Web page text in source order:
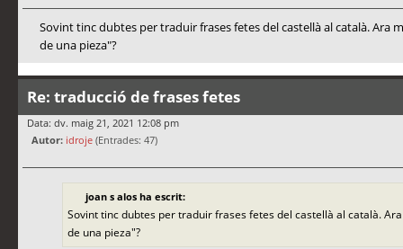
Sovint tinc dubtes per traduir frases fetes del castellà al català.
de una pieza"?
Re: traducció de frases fetes
Data: dv. maig 21, 2021 12:08 pm
Autor: idroje (Entrades: 47)
joan s alos ha escrit:
Sovint tinc dubtes per traduir frases fetes del castellà al català.
de una pieza"?